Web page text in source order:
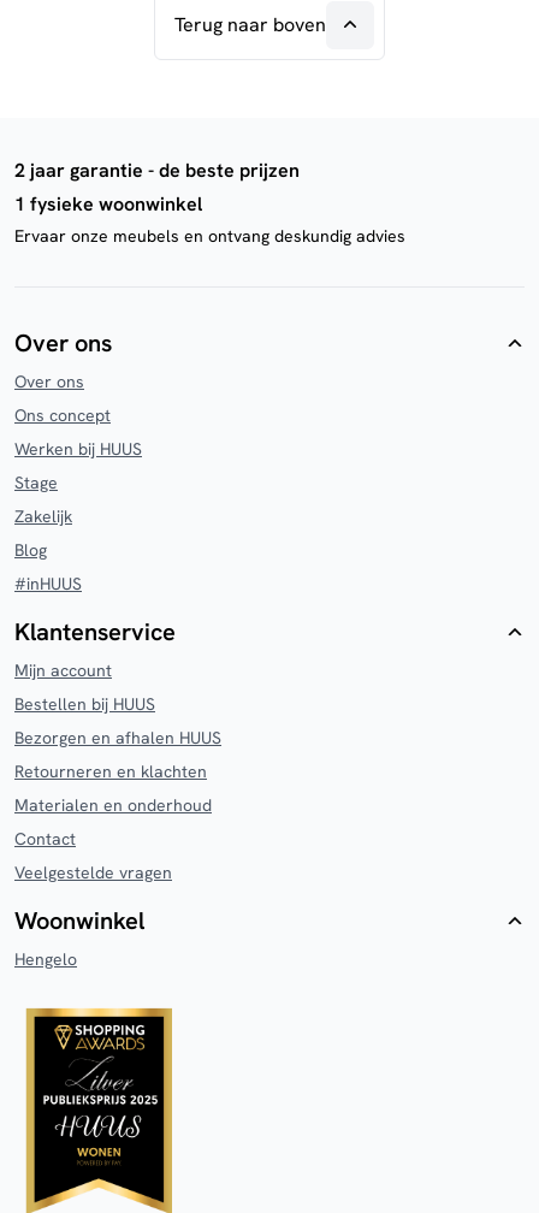
Terug naar boven
2 jaar garantie - de beste prijzen
1 fysieke woonwinkel
Ervaar onze meubels en ontvang deskundig advies
Over ons
Over ons
Ons concept
Werken bij HUUS
Stage
Zakelijk
Blog
#inHUUS
Klantenservice
Mijn account
Bestellen bij HUUS
Bezorgen en afhalen HUUS
Retourneren en klachten
Materialen en onderhoud
Contact
Veelgestelde vragen
Woonwinkel
Hengelo